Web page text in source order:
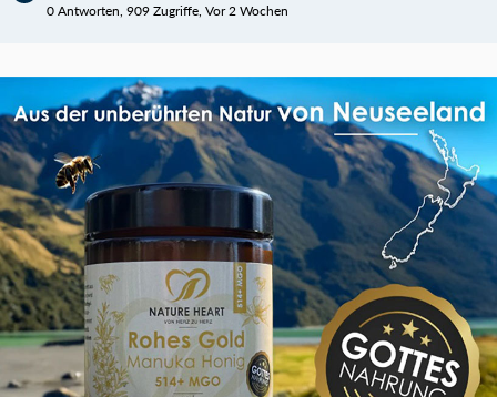
0 Antworten, 909 Zugriffe, Vor 2 Wochen